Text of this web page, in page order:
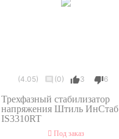
(4.05) (0) 3 6
Трехфазный стабилизатор
напряжения Штиль ИнСтаб
IS3310RT
Под заказ